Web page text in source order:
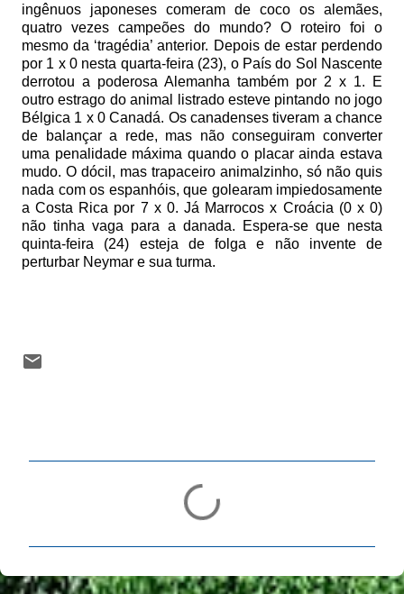
ingênuos japoneses comeram de coco os alemães,
quatro vezes campeões do mundo? O roteiro foi o
mesmo da ‘tragédia’ anterior. Depois de estar perdendo
por 1 x 0 nesta quarta-feira (23), o País do Sol Nascente
derrotou a poderosa Alemanha também por 2 x 1. E
outro estrago do animal listrado esteve pintando no jogo
Bélgica 1 x 0 Canadá. Os canadenses tiveram a chance
de balançar a rede, mas não conseguiram converter
uma penalidade máxima quando o placar ainda estava
mudo. O dócil, mas trapaceiro animalzinho, só não quis
nada com os espanhóis, que golearam impiedosamente
a Costa Rica por 7 x 0. Já Marrocos x Croácia (0 x 0)
não tinha vaga para a danada. Espera-se que nesta
quinta-feira (24) esteja de folga e não invente de
perturbar Neymar e sua turma.
n